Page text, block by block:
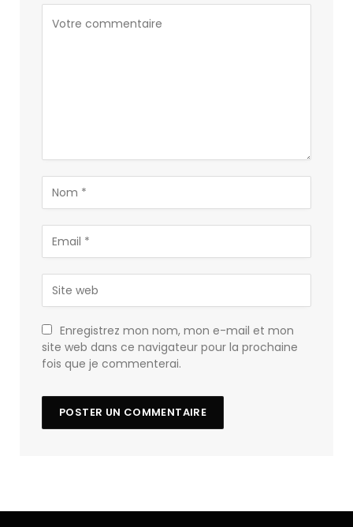
Enregistrez mon nom, mon e-mail et mon
site web dans ce navigateur pour la prochaine
fois que je commenterai.